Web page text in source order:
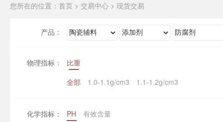
您所在的位置： 首页 > 交易中心 > 现货交易
产品：
物理指标：
比重
全部
1.0-1.1g/cm3 1.1-1.2g/cm3
化学指标： PH
有效含量